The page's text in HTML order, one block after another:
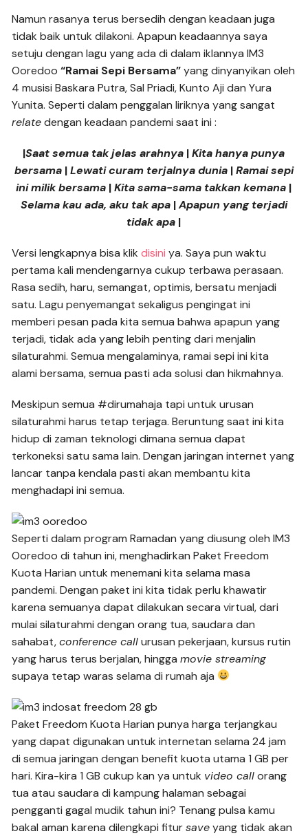
Namun rasanya terus bersedih dengan keadaan juga
tidak baik untuk dilakoni. Apapun keadaannya saya
setuju dengan lagu yang ada di dalam iklannya IM3
Ooredoo“Ramai Sepi Bersama”yang dinyanyikan oleh
4 musisi Baskara Putra, Sal Priadi, Kunto Aji dan Yura
Yunita. Seperti dalam penggalan liriknya yang sangat
relatedengan keadaan pandemi saat ini :
|Saat semua tak jelas arahnya |Kita hanya punya
bersama|Lewati curam terjalnya dunia|Ramai sepi
ini milik bersama |Kita sama-sama takkan kemana |
Selama kau ada, aku tak apa|Apapun yang terjadi
tidak apa |
Versi lengkapnya bisa klikdisini ya. Saya pun waktu
pertama kali mendengarnya cukup terbawa perasaan.
Rasa sedih, haru, semangat, optimis, bersatu menjadi
satu. Lagu penyemangat sekaligus pengingat ini
memberi pesan pada kita semua bahwa apapun yang
terjadi, tidak ada yang lebih penting dari menjalin
silaturahmi. Semua mengalaminya, ramai sepi ini kita
alami bersama, semua pasti ada solusi dan hikmahnya.
Meskipun semua #dirumahaja tapi untuk urusan
silaturahmi harus tetap terjaga. Beruntung saat ini kita
hidup di zaman teknologi dimana semua dapat
terkoneksi satu sama lain. Dengan jaringan internet yang
lancar tanpa kendala pasti akan membantu kita
menghadapi ini semua.
Seperti dalam program Ramadan yang diusung oleh IM3
Ooredoo di tahun ini, menghadirkan Paket Freedom
Kuota Harian untuk menemani kita selama masa
pandemi. Dengan paket ini kita tidak perlu khawatir
karena semuanya dapat dilakukan secara virtual, dari
mulai silaturahmi dengan orang tua, saudara dan
sahabat,conference callurusan pekerjaan, kursus rutin
yang harus terus berjalan, hinggamovie streaming
supaya tetap waras selama di rumah aja
Paket Freedom Kuota Harian punya harga terjangkau
yang dapat digunakan untuk internetan selama 24 jam
di semua jaringan dengan benefit kuota utama 1 GB per
hari. Kira-kira 1 GB cukup kan ya untuk video callorang
tua atau saudara di kampung halaman sebagai
pengganti gagal mudik tahun ini? Tenang pulsa kamu
bakal aman karena dilengkapi fitursaveyang tidak akan